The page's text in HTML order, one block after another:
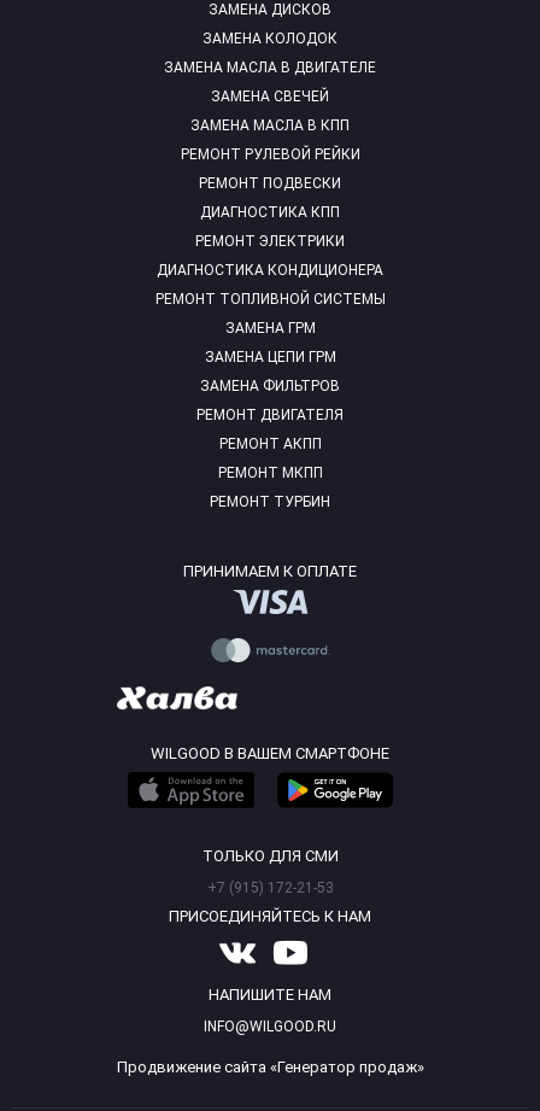
ЗАМЕНА ДИСКОВ
ЗАМЕНА КОЛОДОК
ЗАМЕНА МАСЛА В ДВИГАТЕЛЕ
ЗАМЕНА СВЕЧЕЙ
ЗАМЕНА МАСЛА В КПП
РЕМОНТ РУЛЕВОЙ РЕЙКИ
РЕМОНТ ПОДВЕСКИ
ДИАГНОСТИКА КПП
РЕМОНТ ЭЛЕКТРИКИ
ДИАГНОСТИКА КОНДИЦИОНЕРА
РЕМОНТ ТОПЛИВНОЙ СИСТЕМЫ
ЗАМЕНА ГРМ
ЗАМЕНА ЦЕПИ ГРМ
ЗАМЕНА ФИЛЬТРОВ
РЕМОНТ ДВИГАТЕЛЯ
РЕМОНТ АКПП
РЕМОНТ МКПП
РЕМОНТ ТУРБИН
ПРИНИМАЕМ К ОПЛАТЕ
WILGOOD В ВАШЕМ СМАРТФОНЕ
ТОЛЬКО ДЛЯ СМИ
+7 (915) 172-21-53
ПРИСОЕДИНЯЙТЕСЬ К НАМ
НАПИШИТЕ НАМ
INFO@WILGOOD.RU
Продвижение сайта «Генератор продаж»